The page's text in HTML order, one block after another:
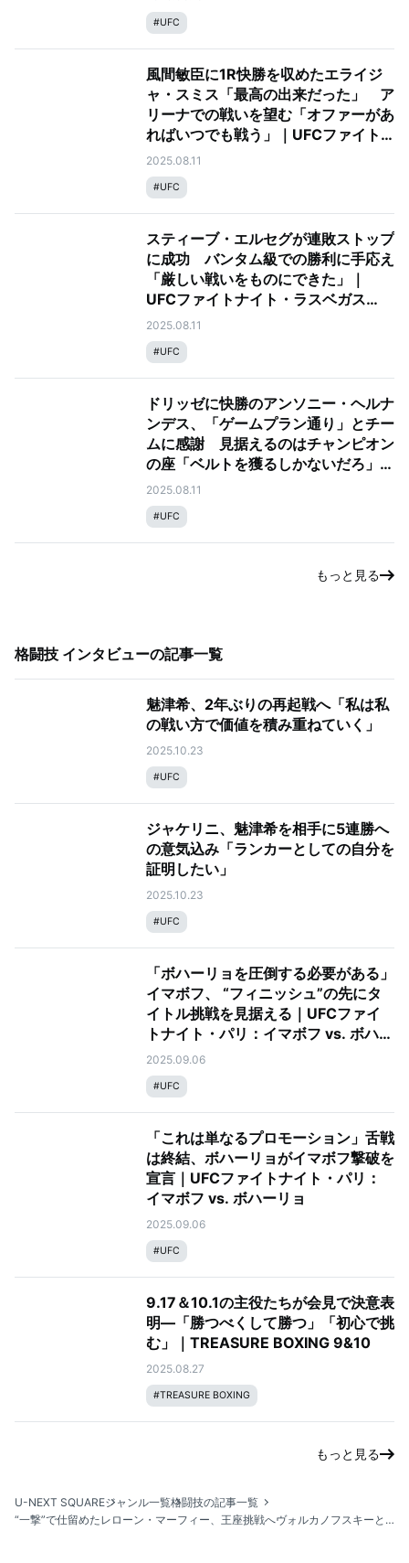
#UFC
風間敏臣に1R快勝を収めたエライジ
ャ・スミス「最高の出来だった」 ア
リーナでの戦いを望む「オファーがあ
ればいつでも戦う」｜UFCファイト
ナイト・ラスベガス109：ドリッゼ
vs. ヘルナンデス
2025.08.11
#UFC
スティーブ・エルセグが連敗ストップ
に成功 バンタム級での勝利に手応え
「厳しい戦いをものにできた」｜
UFCファイトナイト・ラスベガス
109：ドリッゼ vs. ヘルナンデス
2025.08.11
#UFC
ドリッゼに快勝のアンソニー・ヘルナ
ンデス、「ゲームプラン通り」とチー
ムに感謝 見据えるのはチャンピオン
の座「ベルトを獲るしかないだろ」｜
UFCファイトナイト・ラスベガス
109：ドリッゼ vs. ヘルナンデス
2025.08.11
#UFC
もっと見る
格闘技 インタビューの記事一覧
魅津希、2年ぶりの再起戦へ「私は私
の戦い方で価値を積み重ねていく」
2025.10.23
#UFC
ジャケリニ、魅津希を相手に5連勝へ
の意気込み「ランカーとしての自分を
証明したい」
2025.10.23
#UFC
「ボハーリョを圧倒する必要がある」
イマボフ、 “フィニッシュ”の先にタ
イトル挑戦を見据える｜UFCファイ
トナイト・パリ：イマボフ vs. ボハー
リョ
2025.09.06
#UFC
「これは単なるプロモーション」舌戦
は終結、ボハーリョがイマボフ撃破を
宣言｜UFCファイトナイト・パリ：
イマボフ vs. ボハーリョ
2025.09.06
#UFC
9.17＆10.1の主役たちが会見で決意表
明—「勝つべくして勝つ」「初心で挑
む」｜TREASURE BOXING 9&10
2025.08.27
#TREASURE BOXING
もっと見る
U-NEXT SQUAREジャンル一覧格闘技の記事一覧
“一撃”で仕留めたレローン・マーフィー、王座挑戦へヴォルカノフスキーとの対戦を熱望「屋根を吹き飛ばしてやる」｜UFC 319：デュ・プレシ vs. チマエフ